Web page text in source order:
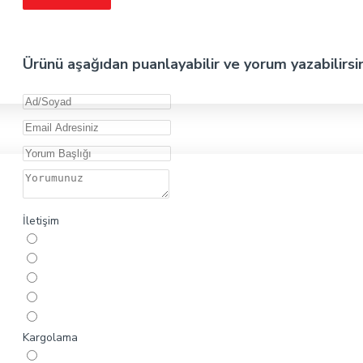
Ürünü aşağıdan puanlayabilir ve yorum
İletişim
Kargolama